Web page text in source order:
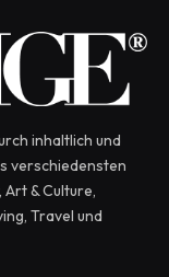
inhaltlich und
verschiedensten
& Culture,
Travel und